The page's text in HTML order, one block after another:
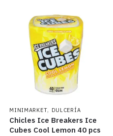
MINIMARKET, DULCERÍA
Chicles Ice Breakers Ice
Cubes Cool Lemon 40 pcs